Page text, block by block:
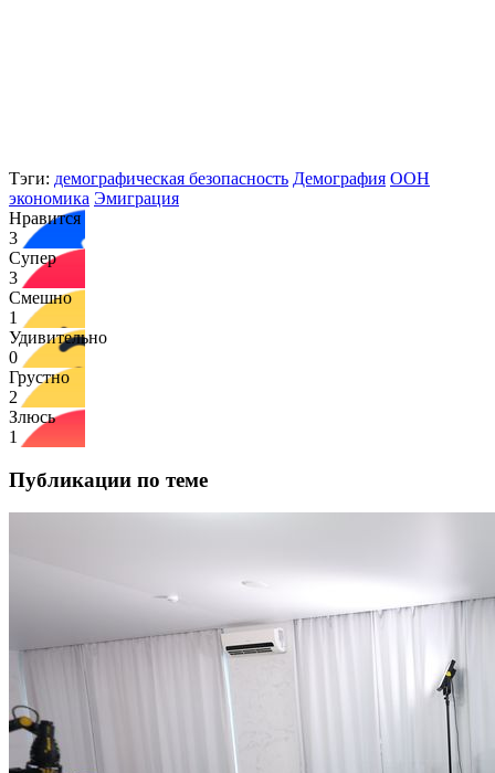
Тэги: демографическая безопасность Демография ООН
экономика Эмиграция
Нравится
3
Супер
3
Смешно
1
Удивительно
0
Грустно
2
Злюсь
1
Публикации по теме